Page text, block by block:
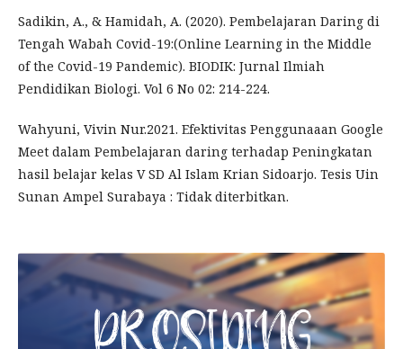
Sadikin, A., & Hamidah, A. (2020). Pembelajaran Daring di
Tengah Wabah Covid-19:(Online Learning in the Middle
of the Covid-19 Pandemic). BIODIK: Jurnal Ilmiah
Pendidikan Biologi. Vol 6 No 02: 214-224.
Wahyuni, Vivin Nur.2021. Efektivitas Penggunaaan Google
Meet dalam Pembelajaran daring terhadap Peningkatan
hasil belajar kelas V SD Al Islam Krian Sidoarjo. Tesis Uin
Sunan Ampel Surabaya : Tidak diterbitkan.